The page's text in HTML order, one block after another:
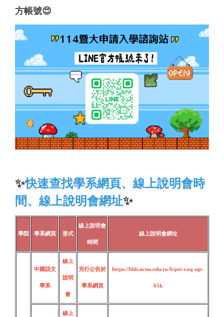
方帳號😍
✨快速查找學系網頁、線上說明會時
間、線上說明會網址✨
學院 學系網頁 形式
線上說明會
時間
線上說明會網址
中國語文
學系
線上
說明
會
另行公告於
學系網頁
https://bbb.ncnu.edu.tw/b/pei-vaq-sqe-
65k
線上